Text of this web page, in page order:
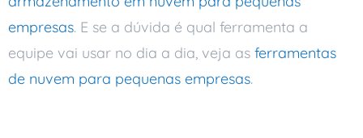
empresas. E se a dúvida é qual ferramenta a
equipe vai usar no dia a dia, veja as ferramentas
de nuvem para pequenas empresas.